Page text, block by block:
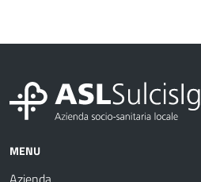
MENU